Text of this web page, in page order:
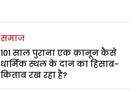
समाज
101 साल पुराना एक क़ानून कैसे
धार्मिक स्थल के दान का हिसाब-
किताब रख रहा है?